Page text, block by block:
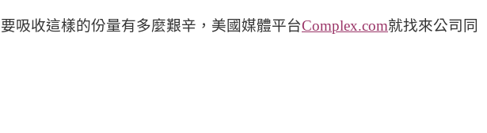
吸收這樣的份量有多麼艱辛，美國媒體平台Complex.com就找來公司同